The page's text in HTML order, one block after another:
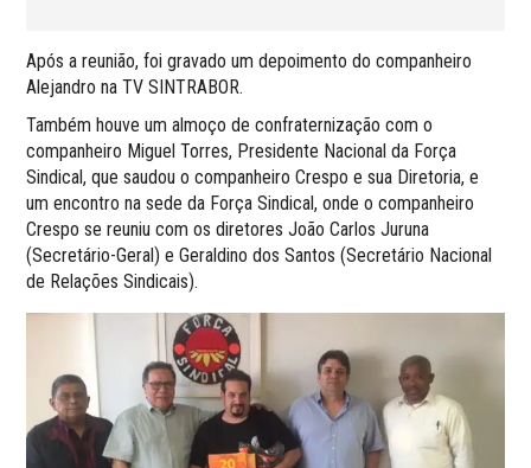
Após a reunião, foi gravado um depoimento do companheiro
Alejandro na TV SINTRABOR.
Também houve um almoço de confraternização com o
companheiro Miguel Torres, Presidente Nacional da Força
Sindical, que saudou o companheiro Crespo e sua Diretoria, e
um encontro na sede da Força Sindical, onde o companheiro
Crespo se reuniu com os diretores João Carlos Juruna
(Secretário-Geral) e Geraldino dos Santos (Secretário Nacional
de Relações Sindicais).